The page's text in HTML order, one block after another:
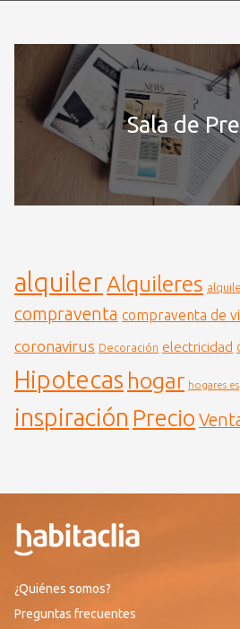
Sala de
alquilerAlquileres
compraventa compraventa de
coronavirus Decoración electricidad
Hipotecas hogar hogares
inspiración Precio
¿Quiénes somos?
Preguntas frecuentes